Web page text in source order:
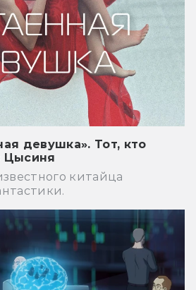
девушка». Тот, кто
Цысиня
китайца